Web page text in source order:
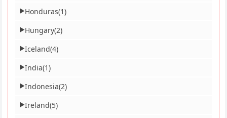
▶Honduras(1)
▶Hungary(2)
▶Iceland(4)
▶India(1)
▶Indonesia(2)
▶Ireland(5)